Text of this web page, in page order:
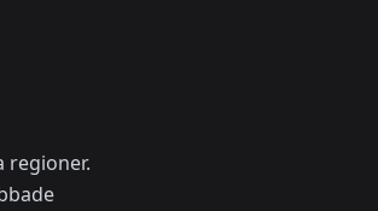
regioner.